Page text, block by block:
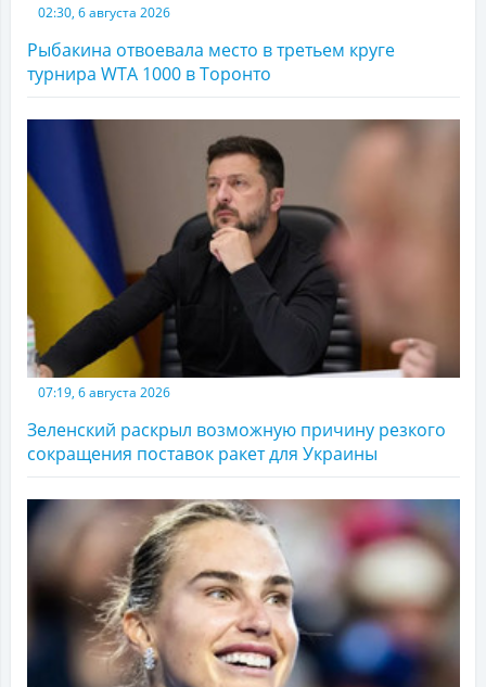
02:30, 6 августа 2026
Рыбакина отвоевала место в третьем круге
турнира WTA 1000 в Торонто
07:19, 6 августа 2026
Зеленский раскрыл возможную причину резкого
сокращения поставок ракет для Украины